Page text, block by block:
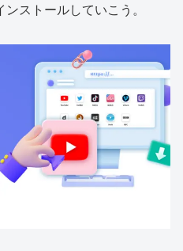
ストールしていこう。